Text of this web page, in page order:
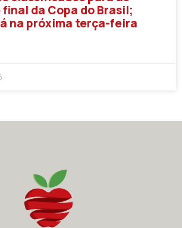
da Copa do Brasil;
na próxima terça-feira